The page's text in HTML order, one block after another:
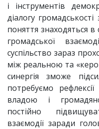
і інструментів
діалогу
поняття знаходяться
громадської
суспільство зараз
між реальною та
синергія зможе
потребуємо
владою і
постійно
взаємодії заради